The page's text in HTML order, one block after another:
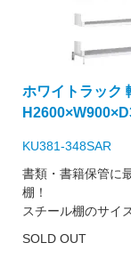
ホワイトラック
KU381-348SAR
書類・書籍保管に
棚！
スチール棚のサイ
SOLD OUT